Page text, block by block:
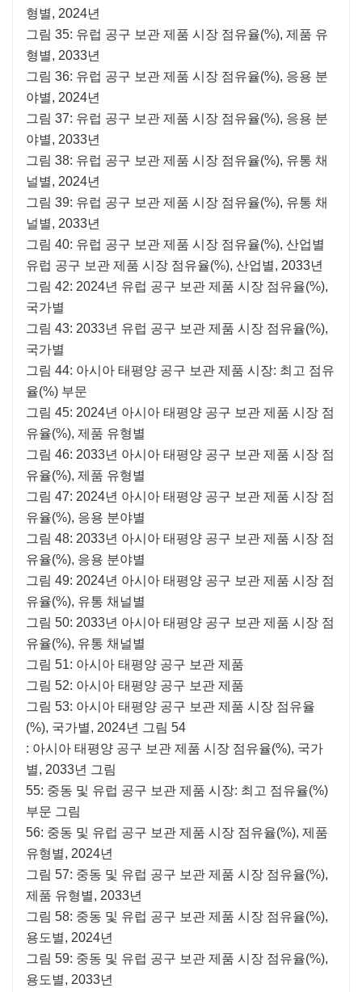
형별, 2024년
그림 35: 유럽 공구 보관 제품 시장 점유율(%), 제품 유
형별, 2033년
그림 36: 유럽 공구 보관 제품 시장 점유율(%), 응용 분
야별, 2024년
그림 37: 유럽 공구 보관 제품 시장 점유율(%), 응용 분
야별, 2033년
그림 38: 유럽 공구 보관 제품 시장 점유율(%), 유통 채
널별, 2024년
그림 39: 유럽 공구 보관 제품 시장 점유율(%), 유통 채
널별, 2033년
그림 40: 유럽 공구 보관 제품 시장 점유율(%), 산업별
유럽 공구 보관 제품 시장 점유율(%), 산업별, 2033년
그림 42: 2024년 유럽 공구 보관 제품 시장 점유율(%),
국가별
그림 43: 2033년 유럽 공구 보관 제품 시장 점유율(%),
국가별
그림 44: 아시아 태평양 공구 보관 제품 시장: 최고 점유
율(%) 부문
그림 45: 2024년 아시아 태평양 공구 보관 제품 시장 점
유율(%), 제품 유형별
그림 46: 2033년 아시아 태평양 공구 보관 제품 시장 점
유율(%), 제품 유형별
그림 47: 2024년 아시아 태평양 공구 보관 제품 시장 점
유율(%), 응용 분야별
그림 48: 2033년 아시아 태평양 공구 보관 제품 시장 점
유율(%), 응용 분야별
그림 49: 2024년 아시아 태평양 공구 보관 제품 시장 점
유율(%), 유통 채널별
그림 50: 2033년 아시아 태평양 공구 보관 제품 시장 점
유율(%), 유통 채널별
그림 51: 아시아 태평양 공구 보관 제품
그림 52: 아시아 태평양 공구 보관 제품
그림 53: 아시아 태평양 공구 보관 제품 시장 점유율
(%), 국가별, 2024년 그림 54
: 아시아 태평양 공구 보관 제품 시장 점유율(%), 국가
별, 2033년 그림
55: 중동 및 유럽 공구 보관 제품 시장: 최고 점유율(%)
부문 그림
56: 중동 및 유럽 공구 보관 제품 시장 점유율(%), 제품
유형별, 2024년
그림 57: 중동 및 유럽 공구 보관 제품 시장 점유율(%),
제품 유형별, 2033년
그림 58: 중동 및 유럽 공구 보관 제품 시장 점유율(%),
용도별, 2024년
그림 59: 중동 및 유럽 공구 보관 제품 시장 점유율(%),
용도별, 2033년